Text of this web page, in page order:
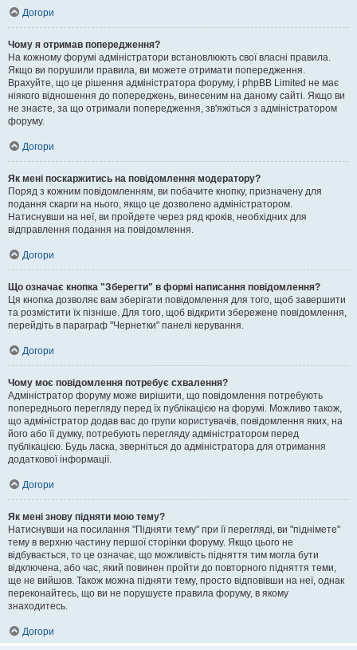
Догори
Чому я отримав попередження?
На кожному форумі адміністратори встановлюють свої власні правила.
Якщо ви порушили правила, ви можете отримати попередження.
Врахуйте, що це рішення адміністратора форуму, і phpBB Limited не має
ніякого відношення до попереджень, винесеним на даному сайті. Якщо ви
не знаєте, за що отримали попередження, зв'яжіться з адміністратором
форуму.
Догори
Як мені поскаржитись на повідомлення модератору?
Поряд з кожним повідомленням, ви побачите кнопку, призначену для
подання скарги на нього, якщо це дозволено адміністратором.
Натиснувши на неї, ви пройдете через ряд кроків, необхідних для
відправлення подання на повідомлення.
Догори
Що означає кнопка "Зберегти" в формі написання повідомлення?
Ця кнопка дозволяє вам зберігати повідомлення для того, щоб завершити
та розмістити їх пізніше. Для того, щоб відкрити збережене повідомлення,
перейдіть в параграф "Чернетки" панелі керування.
Догори
Чому моє повідомлення потребує схвалення?
Адміністратор форуму може вирішити, що повідомлення потребують
попереднього перегляду перед їх публікацією на форумі. Можливо також,
що адміністратор додав вас до групи користувачів, повідомлення яких, на
його або її думку, потребують перегляду адміністратором перед
публікацією. Будь ласка, зверніться до адміністратора для отримання
додаткової інформації.
Догори
Як мені знову підняти мою тему?
Натиснувши на посилання "Підняти тему" при її перегляді, ви "піднімете"
тему в верхню частину першої сторінки форуму. Якщо цього не
відбувається, то це означає, що можливість підняття тим могла бути
відключена, або час, який повинен пройти до повторного підняття теми,
ще не вийшов. Також можна підняти тему, просто відповівши на неї, однак
переконайтесь, що ви не порушуєте правила форуму, в якому
знаходитесь.
Догори